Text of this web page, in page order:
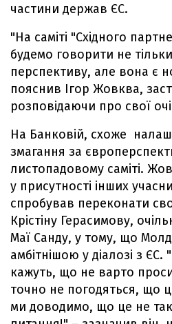
частини держав ЄС.
"На саміті "Східного
будемо говорити не
перспективу, але вона є
пояснив Ігор Жовква,
розповідаючи про свої
На Банковій, схоже
змагання за
листопадовому саміті.
у присутності інших
спробував переконати
Крістіну Герасимову,
Маї Санду, у тому, що
амбітнішою у діалозі з
кажуть, що не варто
точно не погодяться, що
ми доводимо, що це не так!